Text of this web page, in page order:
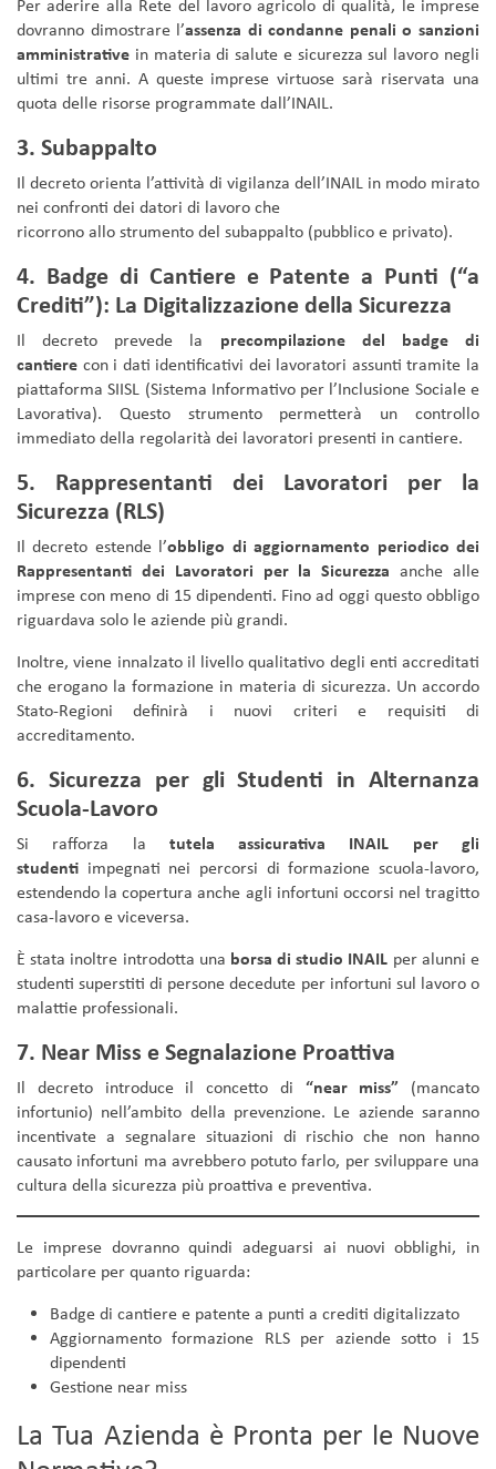
Per aderire alla Rete del lavoro agricolo di qualità, le imprese
dovranno dimostrare l’assenza di condanne penali o sanzioni
amministrative in materia di salute e sicurezza sul lavoro negli
ultimi tre anni. A queste imprese virtuose sarà riservata una
quota delle risorse programmate dall’INAIL.
3. Subappalto
Il decreto orienta l’attività di vigilanza dell’INAIL in modo mirato
nei confronti dei datori di lavoro che
ricorrono allo strumento del subappalto (pubblico e privato).
4. Badge di Cantiere e Patente a Punti (“a
Crediti”): La Digitalizzazione della Sicurezza
Il decreto prevede la precompilazione del badge di
cantiere con i dati identificativi dei lavoratori assunti tramite la
piattaforma SIISL (Sistema Informativo per l’Inclusione Sociale e
Lavorativa). Questo strumento permetterà un controllo
immediato della regolarità dei lavoratori presenti in cantiere.
5. Rappresentanti dei Lavoratori per la
Sicurezza (RLS)
Il decreto estende l’obbligo di aggiornamento periodico dei
Rappresentanti dei Lavoratori per la Sicurezza anche alle
imprese con meno di 15 dipendenti. Fino ad oggi questo obbligo
riguardava solo le aziende più grandi.
Inoltre, viene innalzato il livello qualitativo degli enti accreditati
che erogano la formazione in materia di sicurezza. Un accordo
Stato-Regioni definirà i nuovi criteri e requisiti di
accreditamento.
6. Sicurezza per gli Studenti in Alternanza
Scuola-Lavoro
Si rafforza la tutela assicurativa INAIL per gli
studenti impegnati nei percorsi di formazione scuola-lavoro,
estendendo la copertura anche agli infortuni occorsi nel tragitto
casa-lavoro e viceversa.
È stata inoltre introdotta una borsa di studio INAIL per alunni e
studenti superstiti di persone decedute per infortuni sul lavoro o
malattie professionali.
7. Near Miss e Segnalazione Proattiva
Il decreto introduce il concetto di “near miss” (mancato
infortunio) nell’ambito della prevenzione. Le aziende saranno
incentivate a segnalare situazioni di rischio che non hanno
causato infortuni ma avrebbero potuto farlo, per sviluppare una
cultura della sicurezza più proattiva e preventiva.
Le imprese dovranno quindi adeguarsi ai nuovi obblighi, in
particolare per quanto riguarda:
Badge di cantiere e patente a punti a crediti digitalizzato
Aggiornamento formazione RLS per aziende sotto i 15
dipendenti
Gestione near miss
La Tua Azienda è Pronta per le Nuove